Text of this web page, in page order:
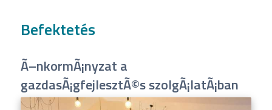
Befektetés
Ã–nkormÃ¡nyzat a
gazdasÃ¡gfejlesztÃ©s szolgÃ¡latÃ¡ban